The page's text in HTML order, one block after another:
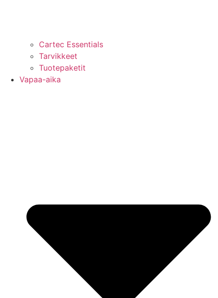
Cartec Essentials
Tarvikkeet
Tuotepaketit
Vapaa-aika